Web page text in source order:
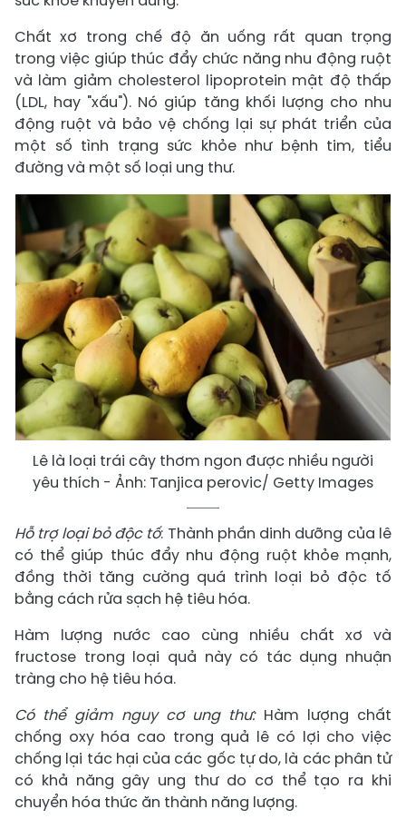
Chất xơ trong chế độ ăn uống rất quan trọng
trong việc giúp thúc đẩy chức năng nhu động ruột
và làm giảm cholesterol lipoprotein mật độ thấp
(LDL, hay "xấu"). Nó giúp tăng khối lượng cho nhu
động ruột và bảo vệ chống lại sự phát triển của
một số tình trạng sức khỏe như bệnh tim, tiểu
đường và một số loại ung thư.
Lê là loại trái cây thơm ngon được nhiều người
yêu thích - Ảnh: Tanjica perovic/ Getty Images
Hỗ trợ loại bỏ độc tố: Thành phần dinh dưỡng của lê
có thể giúp thúc đẩy nhu động ruột khỏe mạnh,
đồng thời tăng cường quá trình loại bỏ độc tố
bằng cách rửa sạch hệ tiêu hóa.
Hàm lượng nước cao cùng nhiều chất xơ và
fructose trong loại quả này có tác dụng nhuận
tràng cho hệ tiêu hóa.
Có thể giảm nguy cơ ung thư:Hàm lượng chất
chống oxy hóa cao trong quả lê có lợi cho việc
chống lại tác hại của các gốc tự do, là các phân tử
có khả năng gây ung thư do cơ thể tạo ra khi
chuyển hóa thức ăn thành năng lượng.